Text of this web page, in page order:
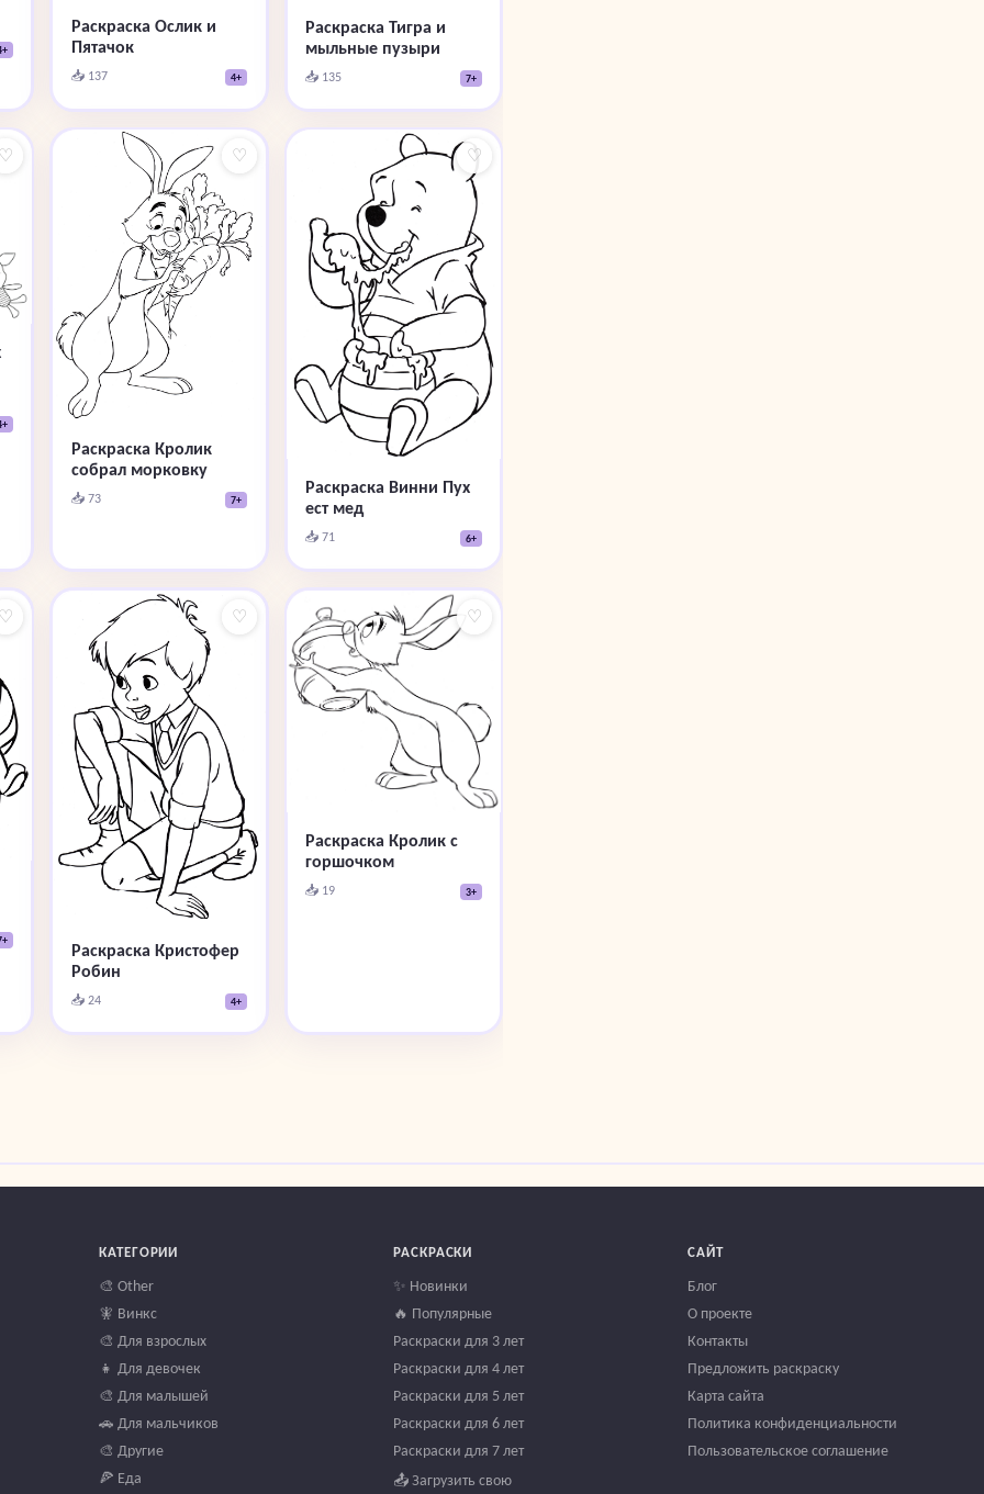
Раскраска Ослик и
Пятачок
📥 137 4+
Раскраска Тигра и
мыльные пузыри
📥 135 7+
♡
Раскраска Кролик
собрал морковку
📥 73 7+
♡
Раскраска Винни Пух
ест мед
📥 71 6+
♡
Раскраска Кристофер
Робин
📥 24 4+
♡
Раскраска Кролик с
горшочком
📥 19 3+
КАТЕГОРИИ
🎨 Other
🧚 Винкс
🎨 Для взрослых
👧 Для девочек
🎨 Для малышей
🚗 Для мальчиков
🎨 Другие
🍕 Еда
РАСКРАСКИ
✨ Новинки
🔥 Популярные
Раскраски для 3 лет
Раскраски для 4 лет
Раскраски для 5 лет
Раскраски для 6 лет
Раскраски для 7 лет
📤 Загрузить свою
САЙТ
Блог
О проекте
Контакты
Предложить раскраску
Карта сайта
Политика конфиденциальности
Пользовательское соглашение